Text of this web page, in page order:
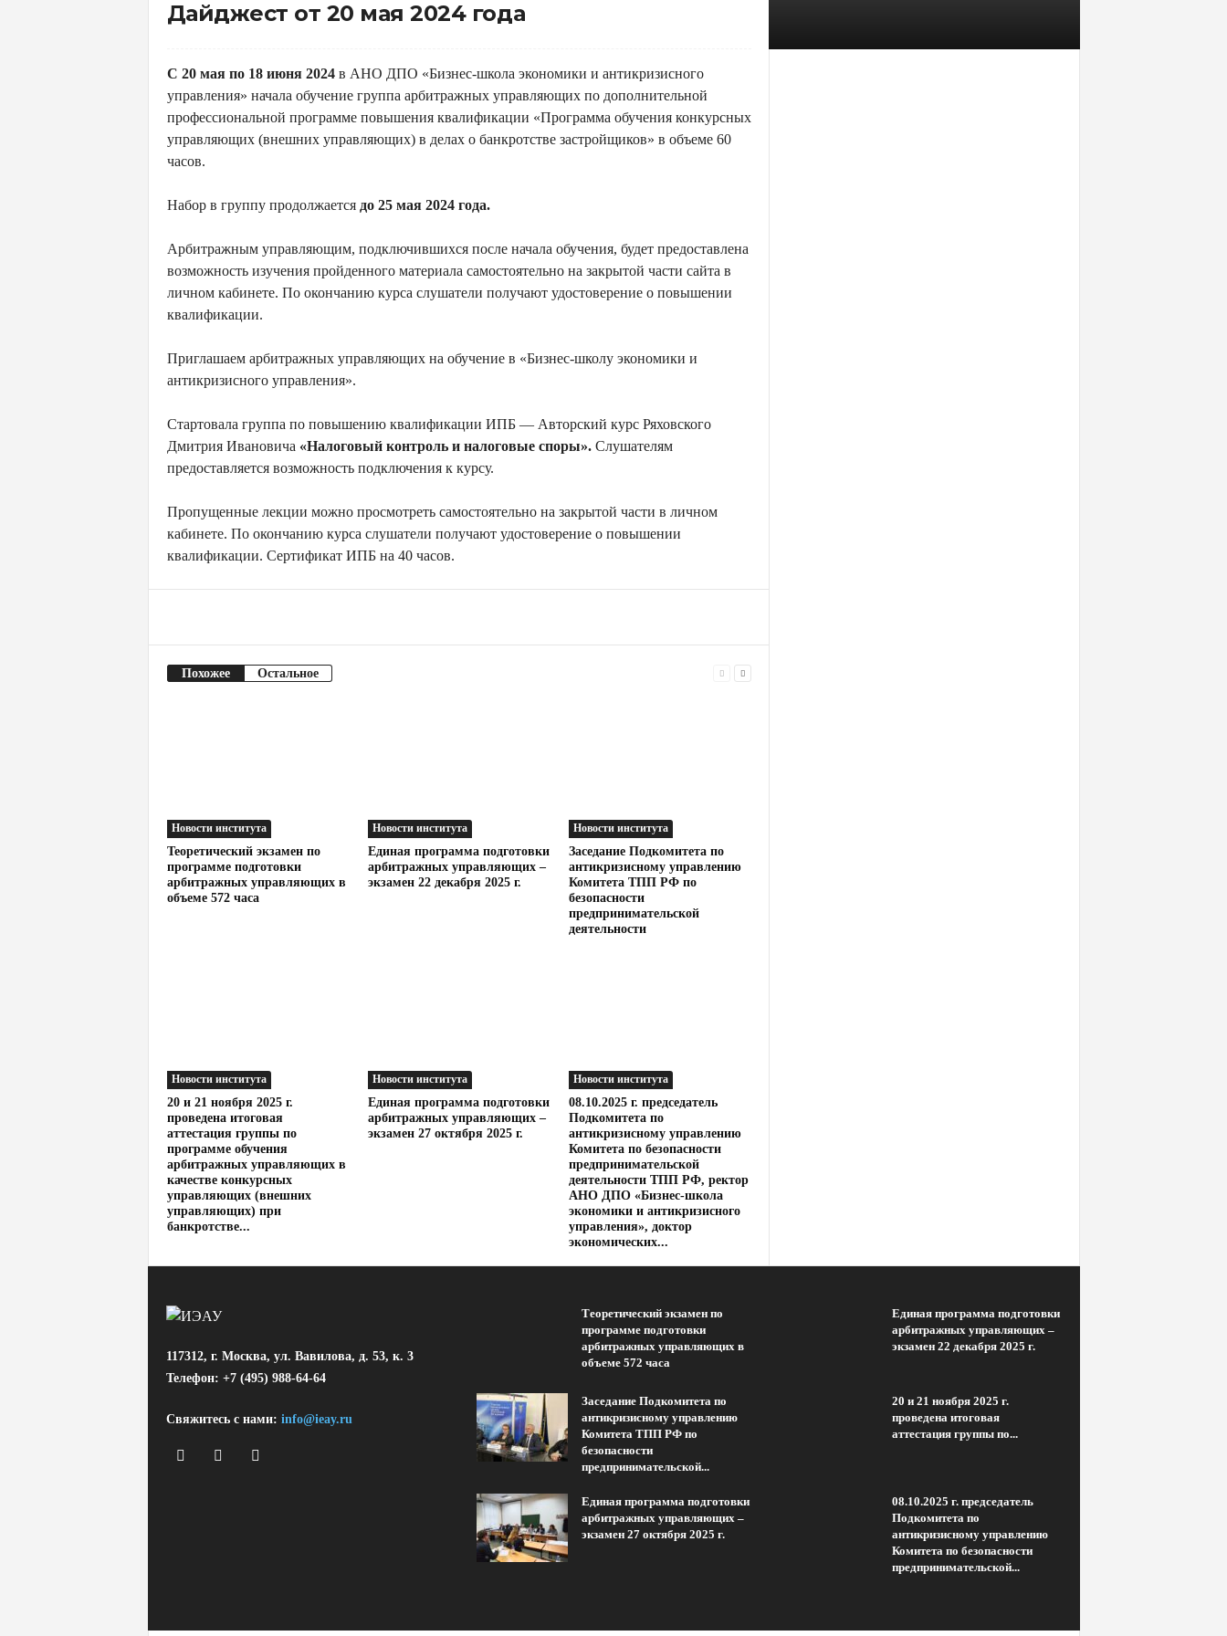
и
Дайджест от 20 мая 2024 года
С 20 мая по 18 июня 2024в АНО ДПО «Бизнес-школа экономики и антикризисного
управления» начала обучение группа арбитражных управляющих по дополнительной
профессиональной программе повышения квалификации «Программа обучения конкурсных
управляющих (внешних управляющих) в делах о банкротстве застройщиков» в объеме 60
часов.
Набор в группу продолжается до 25 мая 2024 года.
Арбитражным управляющим, подключившихся после начала обучения, будет предоставлена
возможность изучения пройденного материала самостоятельно на закрытой части сайта в
личном кабинете. По окончанию курса слушатели получают удостоверение о повышении
квалификации.
Приглашаем арбитражных управляющих на обучение в «Бизнес-школу экономики и
антикризисного управления».
Стартовала группа по повышению квалификации ИПБ — Авторский курс Ряховского
Дмитрия Ивановича «Налоговый контроль и налоговые споры».Слушателям
предоставляется возможность подключения к курсу.
Пропущенные лекции можно просмотреть самостоятельно на закрытой части в личном
кабинете. По окончанию курса слушатели получают удостоверение о повышении
квалификации. Сертификат ИПБ на 40 часов.
Похожее Остальное
Новости института
Теоретический экзамен по
программе подготовки
арбитражных управляющих в
объеме 572 часа
Новости института
Единая программа подготовки
арбитражных управляющих –
экзамен 22 декабря 2025 г.
Новости института
Заседание Подкомитета по
антикризисному управлению
Комитета ТПП РФ по
безопасности
предпринимательской
деятельности
Новости института
20 и 21 ноября 2025 г.
проведена итоговая
аттестация группы по
программе обучения
арбитражных управляющих в
качестве конкурсных
управляющих (внешних
управляющих) при
банкротстве...
Новости института
Единая программа подготовки
арбитражных управляющих –
экзамен 27 октября 2025 г.
Новости института
08.10.2025 г. председатель
Подкомитета по
антикризисному управлению
Комитета по безопасности
предпринимательской
деятельности ТПП РФ, ректор
АНО ДПО «Бизнес-школа
экономики и антикризисного
управления», доктор
экономических...
117312, г. Москва, ул. Вавилова, д. 53, к. 3
Телефон: +7 (495) 988-64-64
Свяжитесь с нами: info@ieay.ru
Теоретический экзамен по
программе подготовки
арбитражных управляющих в
объеме 572 часа
Единая программа подготовки
арбитражных управляющих –
экзамен 22 декабря 2025 г.
Заседание Подкомитета по
антикризисному управлению
Комитета ТПП РФ по
безопасности
предпринимательской...
20 и 21 ноября 2025 г.
проведена итоговая
аттестация группы по...
Единая программа подготовки
арбитражных управляющих –
экзамен 27 октября 2025 г.
08.10.2025 г. председатель
Подкомитета по
антикризисному управлению
Комитета по безопасности
предпринимательской...